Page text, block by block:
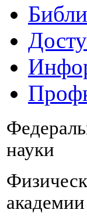
науки